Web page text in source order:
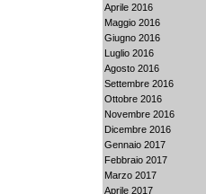
Aprile 2016
Maggio 2016
Giugno 2016
Luglio 2016
Agosto 2016
Settembre 2016
Ottobre 2016
Novembre 2016
Dicembre 2016
Gennaio 2017
Febbraio 2017
Marzo 2017
Aprile 2017